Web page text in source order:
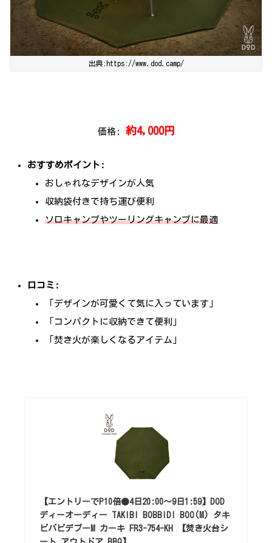
出典:https://www.dod.camp/
価格: 約4,000円
おすすめポイント:
おしゃれなデザインが人気
収納袋付きで持ち運び便利
ソロキャンプやツーリングキャンプに最適
口コミ:
「デザインが可愛くて気に入っています」
「コンパクトに収納できて便利」
「焚き火が楽しくなるアイテム」
【エントリーでP10倍●4日20:00〜9日1:59】DOD
ディーオーディー TAKIBI BOBBIDI BOO(M) タキ
ビバビデブーM カーキ FR3-754-KH 【焚き火台シ